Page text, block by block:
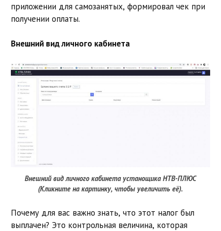
приложении для самозанятых, формировал чек при
получении оплаты.
Внешний вид личного кабинета
Внешний вид личного кабинета устанощика НТВ-ПЛЮС
(Кликните на картинку, чтобы увеличить её).
Почему для вас важно знать, что этот налог был
выплачен? Это контрольная величина, которая